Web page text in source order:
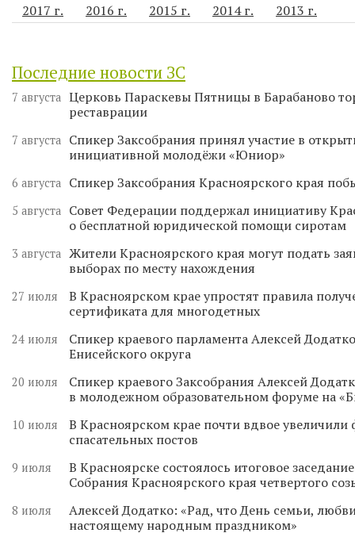
2017 г.
2016 г. 2015 г. 2014 г. 2013 г.
Последние новости ЗС
7 августа Церковь Параскевы Пятницы в Барабаново
реставрации
7 августа
Спикер Заксобрания принял участие в
инициативной молодёжи «Юниор»
6 августа Спикер Заксобрания Красноярского края
5 августа
Совет Федерации поддержал инициативу
о бесплатной юридической помощи сиротам
3 августа Жители Красноярского края могут подать
выборах по месту нахождения
27 июля
В Красноярском крае упростят правила
сертификата для многодетных
24 июля
Спикер краевого парламента Алексей
Енисейского округа
20 июля
Спикер краевого Заксобрания Алексей
в молодежном образовательном форуме на
10 июля
В Красноярском крае почти вдвое
спасательных постов
9 июля
В Красноярске состоялось итоговое
Собрания Красноярского края четвертого
8 июля
Алексей Додатко: «Рад, что День семьи,
настоящему народным праздником»